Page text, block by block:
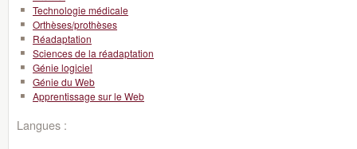
Technologie médicale
Orthèses/prothèses
Réadaptation
Sciences de la réadaptation
Génie logiciel
Génie du Web
Apprentissage sur le Web
Langues :